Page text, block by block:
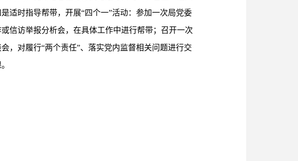
适时指导帮带，开展“四个一”活动：参加一次局党委
信访举报分析会，在具体工作中进行帮带；召开一次
，对履行“两个责任”、落实党内监督相关问题进行交